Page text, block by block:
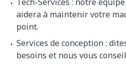
aidera à maintenir votre
point.
Services de conception :
besoins et nous vous